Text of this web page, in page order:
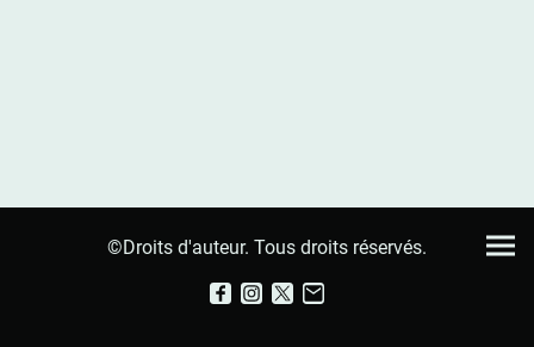
©Droits d'auteur. Tous droits réservés.